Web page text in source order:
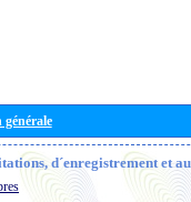
d´enregistrement et